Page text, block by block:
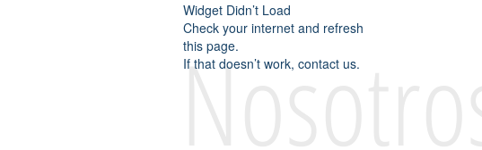
Nosotros
Widget Didn’t Load
Check your internet and refresh
this page.
If that doesn’t work, contact us.